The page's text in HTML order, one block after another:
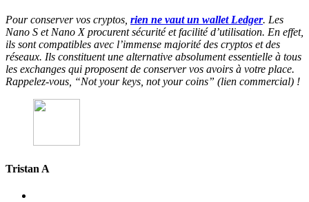
Pour conserver vos cryptos, rien ne vaut un wallet Ledger. Les
Nano S et Nano X procurent sécurité et facilité d’utilisation. En effet,
ils sont compatibles avec l’immense majorité des cryptos et des
réseaux. Ils constituent une alternative absolument essentielle à tous
les exchanges qui proposent de conserver vos avoirs à votre place.
Rappelez-vous, “Not your keys, not your coins” (lien commercial) !
Tristan A